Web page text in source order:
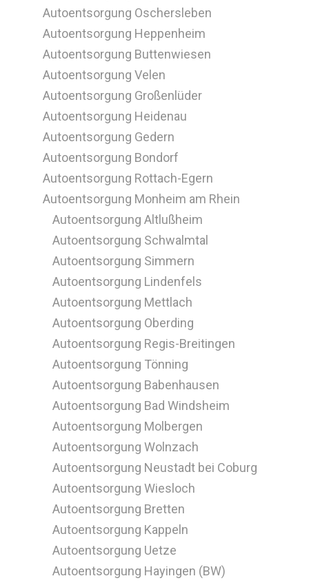
Autoentsorgung Oschersleben
Autoentsorgung Heppenheim
Autoentsorgung Buttenwiesen
Autoentsorgung Velen
Autoentsorgung Großenlüder
Autoentsorgung Heidenau
Autoentsorgung Gedern
Autoentsorgung Bondorf
Autoentsorgung Rottach-Egern
Autoentsorgung Monheim am Rhein
Autoentsorgung Altlußheim
Autoentsorgung Schwalmtal
Autoentsorgung Simmern
Autoentsorgung Lindenfels
Autoentsorgung Mettlach
Autoentsorgung Oberding
Autoentsorgung Regis-Breitingen
Autoentsorgung Tönning
Autoentsorgung Babenhausen
Autoentsorgung Bad Windsheim
Autoentsorgung Molbergen
Autoentsorgung Wolnzach
Autoentsorgung Neustadt bei Coburg
Autoentsorgung Wiesloch
Autoentsorgung Bretten
Autoentsorgung Kappeln
Autoentsorgung Uetze
Autoentsorgung Hayingen (BW)